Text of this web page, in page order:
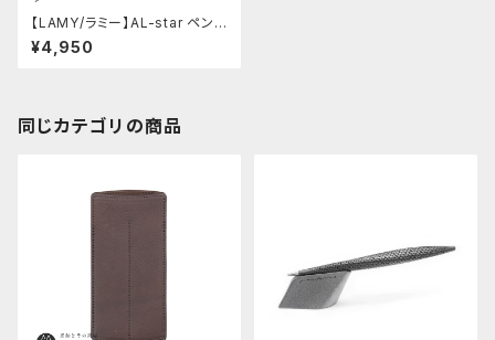
【LAMY/ラミー】AL-star ペンシ
ル0.5mm (グラファイト)
¥4,950
同じカテゴリの商品